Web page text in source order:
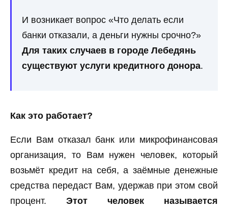
И возникает вопрос «Что делать если
банки отказали, а деньги нужны срочно?»
Для таких случаев в городе Лебедянь
существуют услуги кредитного донора.
Как это работает?
Если Вам отказал банк или микрофинансовая
организация, то Вам нужен человек, который
возьмёт кредит на себя, а заёмные денежные
средства передаст Вам, удержав при этом свой
процент. Этот человек называется